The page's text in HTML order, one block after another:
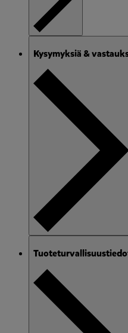
Kysymyksiä &